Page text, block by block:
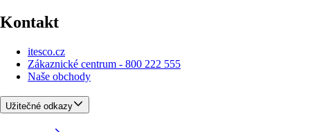
Kontakt
itesco.cz
Zákaznické centrum - 800 222 555
Naše obchody
Užitečné odkazy